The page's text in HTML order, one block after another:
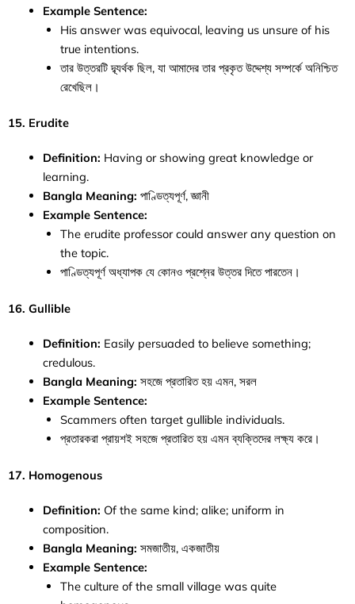
Example Sentence:
His answer was equivocal, leaving us unsure of his
true intentions.
তার উত্তরটি দ্ব্যর্থক ছিল, যা আমাদের তার প্রকৃত উদ্দেশ্য সম্পর্কে অনিশ্চিত
রেখেছিল।
15. Erudite
Definition: Having or showing great knowledge or
learning.
Bangla Meaning: পাণ্ডিত্যপূর্ণ, জ্ঞানী
Example Sentence:
The erudite professor could answer any question on
the topic.
পাণ্ডিত্যপূর্ণ অধ্যাপক যে কোনও প্রশ্নের উত্তর দিতে পারতেন।
16. Gullible
Definition: Easily persuaded to believe something;
credulous.
Bangla Meaning: সহজে প্রতারিত হয় এমন, সরল
Example Sentence:
Scammers often target gullible individuals.
প্রতারকরা প্রায়শই সহজে প্রতারিত হয় এমন ব্যক্তিদের লক্ষ্য করে।
17. Homogenous
Definition: Of the same kind; alike; uniform in
composition.
Bangla Meaning: সমজাতীয়, একজাতীয়
Example Sentence:
The culture of the small village was quite